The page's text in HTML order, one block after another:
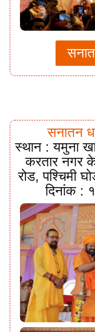
सनातन
स्थान : यमुना
करतार नगर
रोड, पश्चिमी
दिनांक :